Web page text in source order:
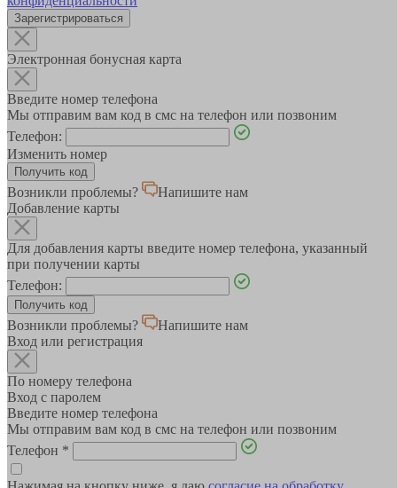
Зарегистрироваться
Электронная бонусная карта
Введите номер телефона
Мы отправим вам код в смс на телефон или позвоним
Телефон:
Изменить номер
Возникли проблемы?
Напишите нам
Добавление карты
Для добавления карты введите номер телефона, указанный
при получении карты
Телефон:
Возникли проблемы?
Напишите нам
Вход или регистрация
По номеру телефона
Вход с паролем
Введите номер телефона
Мы отправим вам код в смс на телефон или позвоним
Телефон *